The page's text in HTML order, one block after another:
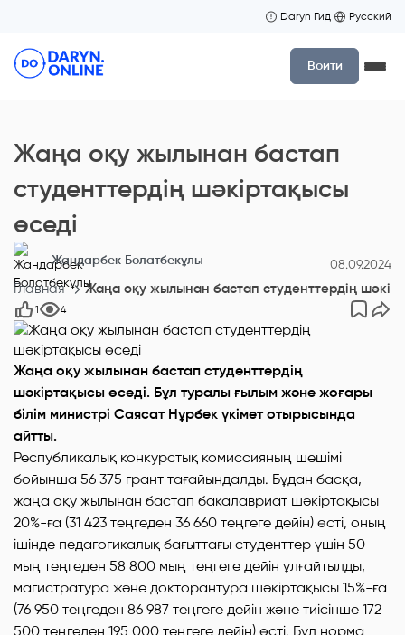
Daryn Гид Русский
Войти
Жаңа оқу жылынан бастап
студенттердің шәкіртақысы
өседі
Жандарбек Болатбекұлы 08.09.2024
Главная Жаңа оқу жылынан бастап студенттердің
1 4
Жаңа оқу жылынан бастап студенттердің
шәкіртақысы өседі. Бұл туралы ғылым және жоғары
білім министрі Саясат Нұрбек үкімет отырысында
айтты.
Республикалық конкурстық комиссияның шешімі
бойынша 56 375 грант тағайындалды. Бұдан басқа,
жаңа оқу жылынан бастап бакалавриат шәкіртақысы
20%-ға (31 423 теңгеден 36 660 теңгеге дейін) өсті, оның
ішінде педагогикалық бағыттағы студенттер үшін 50
мың теңгеден 58 800 мың теңгеге дейін ұлғайтылды,
магистратура және докторантура шәкіртақысы 15%-ға
(76 950 теңгеден 86 987 теңгеге дейін және тиісінше 172
500 теңгеден 195 000 теңгеге дейін) өсті. Бұл норма